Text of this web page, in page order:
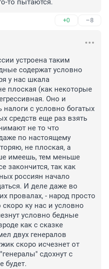
то пытаются.
+0 –8
устроена таким
содержат условно
у нас шкала
плоская (как некоторые
Оно и
налоги с условно богатых
средств еще раз взять
не то что
по настоящему
не плоская, а
имеешь, тем меньше
закончится, так как
россиян начало
И деле даже во
провалах, - народ просто
скоро ку нас и условно
условно бедные
как с сказке
двух генералов
скоро исчезнет от
сдохнут с
будет.